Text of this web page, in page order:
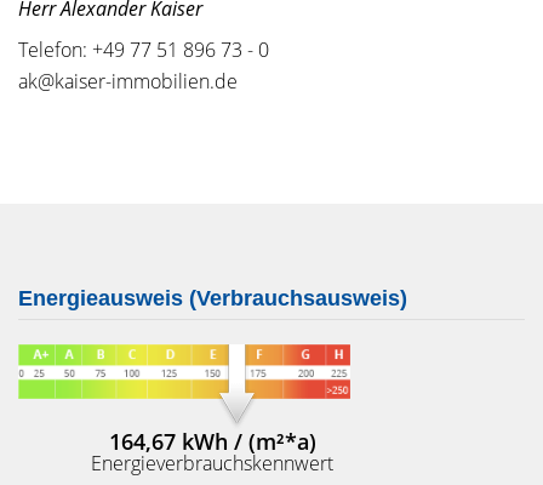
Herr Alexander Kaiser
Telefon: +49 77 51 896 73 - 0
ak@kaiser-immobilien.de
Energieausweis (Verbrauchsausweis)
164,67 kWh / (m²*a)
Energieverbrauchskennwert